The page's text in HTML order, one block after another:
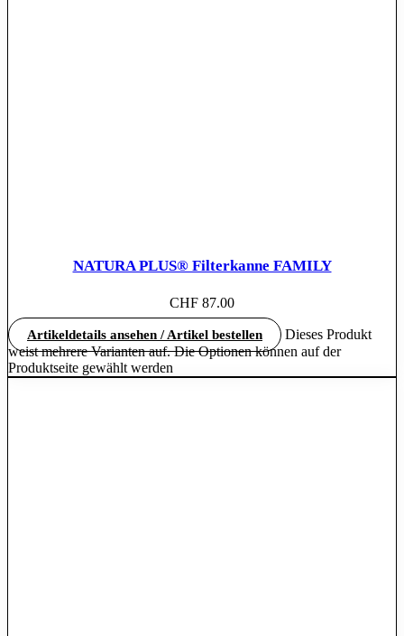
NATURA PLUS® Filterkanne FAMILY
CHF 87.00
Artikeldetails ansehen / Artikel bestellen
Dieses Produkt
weist mehrere Varianten auf. Die Optionen können auf der
Produktseite gewählt werden